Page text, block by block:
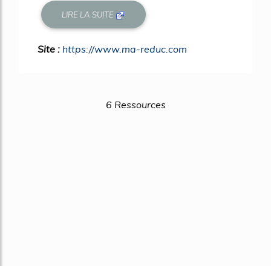
LIRE LA SUITE
Site : https://www.ma-reduc.com
6 Ressources